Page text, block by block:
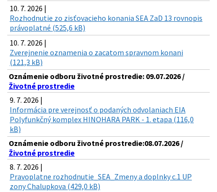
10. 7. 2026 |
Rozhodnutie zo zisťovacieho konania SEA ZaD 13 rovnopis
právoplatné (525,6 kB)
10. 7. 2026 |
Zverejnenie oznamenia o zacatom spravnom konani
(121,3 kB)
Oznámenie odboru životné prostredie: 09.07.2026 /
Životné prostredie
9. 7. 2026 |
Informácia pre verejnosť o podaných odvolaniach EIA
Polyfunkčný komplex HINOHARA PARK - 1. etapa (116,0
kB)
Oznámenie odboru životné prostredie:08.07.2026 /
Životné prostredie
8. 7. 2026 |
Pravoplatne rozhodnutie_SEA_Zmeny a doplnky c.1 UP
zony Chalupkova (429,0 kB)